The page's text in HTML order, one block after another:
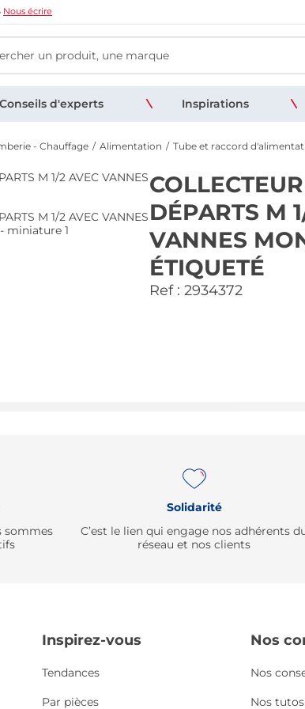
Nous écrire
Conseils d'experts Inspirations
- Chauffage Alimentation Tube et raccord
DÉPARTS M
VANNES
ÉTIQUETÉ
Ref : 2934372
sommes
Solidarité
C’est le lien qui engage nos adhérents
réseau et nos clients
Inspirez-vous
Tendances
Par pièces
Nos
Nos
Nos tutos